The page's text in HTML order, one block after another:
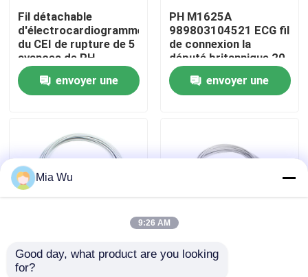
Visite d'usine
Contrôle de qualité
Contactez-nous
Nouvelles
Cas
Demandez une citation
Capteur spO2 réutilisable
Fil détachable
d'électrocardiogramme
du CEI de rupture de 5
avances de PH
M1633A M1625A
M1621A
989803104571
envoyer une
PH M1625A
989803104521 ECG fil
de connexion la
député britannique 20
IntelliVue MX800
d'agrafe du CEI de
câble de 6 avances
envoyer une
S-iemens Drager ECG
Leadwires 5956359
Fil 989803137251 de
Mia Wu
9:26 AM
Good day, what product are you looking
for?